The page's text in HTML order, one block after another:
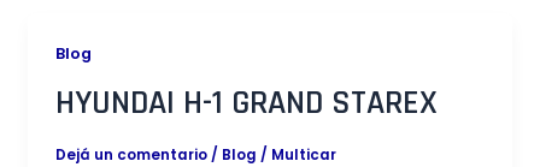
Blog
HYUNDAI H-1 GRAND STAREX​
Dejá un comentario / Blog / Multicar